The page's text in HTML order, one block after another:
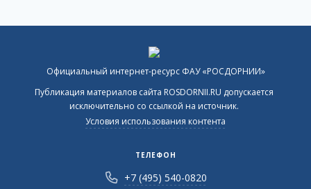
Официальный интернет-ресурс ФАУ «РОСДОРНИИ»
Публикация материалов сайта ROSDORNII.RU допускается
исключительно со ссылкой на источник.
Условия использования контента
ТЕЛЕФОН
+7 (495) 540-0820